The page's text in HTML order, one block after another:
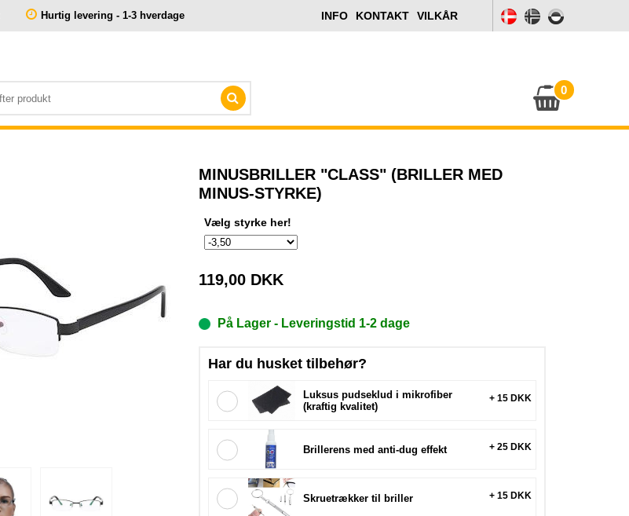
Hurtig levering - 1-3 hverdage INFO KONTAKT VILKÅR
0
MINUSBRILLER "CLASS" (BRILLER MED
MINUS-STYRKE)
Vælg styrke her!
119,00 DKK
På Lager - Leveringstid 1-2 dage
Har du husket tilbehør?
Luksus pudseklud i mikrofiber
(kraftig kvalitet)
+ 15 DKK
Brillerens med anti-dug effekt + 25 DKK
Skruetrækker til briller + 15 DKK